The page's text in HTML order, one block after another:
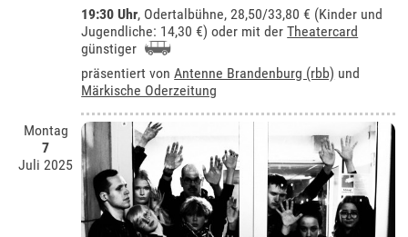
19:30 Uhr, Odertalbühne, 28,50/33,80 € (Kinder und
Jugendliche: 14,30 €) oder mit derTheatercard
günstiger
präsentiert vonAntenne Brandenburg (rbb) und
Märkische Oderzeitung
Montag
7
Juli 2025